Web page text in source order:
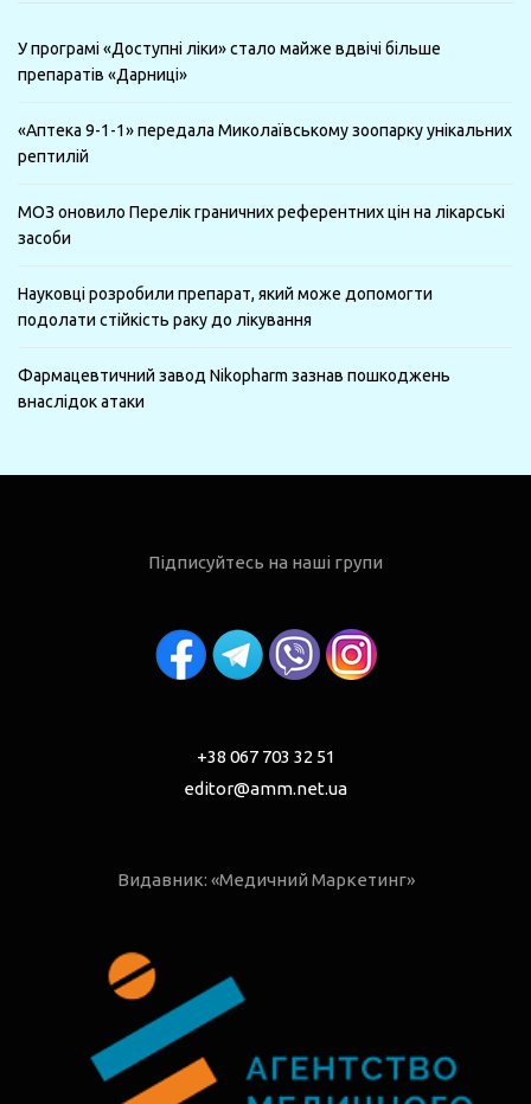
У програмі «Доступні ліки» стало майже вдвічі більше
препаратів «Дарниці»
«Аптека 9-1-1» передала Миколаївському зоопарку унікальних
рептилій
МОЗ оновило Перелік граничних референтних цін на лікарські
засоби
Науковці розробили препарат, який може допомогти
подолати стійкість раку до лікування
Фармацевтичний завод Nikopharm зазнав пошкоджень
внаслідок атаки
Підписуйтесь на наші групи
+38 067 703 32 51
editor@amm.net.ua
Видавник: «Медичний Маркетинг»